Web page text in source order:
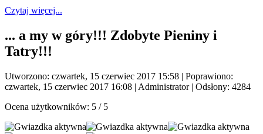
Czytaj więcej...
... a my w góry!!! Zdobyte Pieniny i
Tatry!!!
Utworzono: czwartek, 15 czerwiec 2017 15:58 | Poprawiono:
czwartek, 15 czerwiec 2017 16:08 | Administrator| Odsłony: 4284
Ocena użytkowników: 5 / 5